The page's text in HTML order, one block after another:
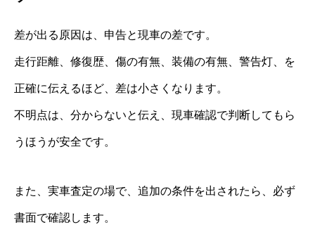
差が出る原因は、申告と現車の差です。
走行距離、修復歴、傷の有無、装備の有無、警告灯、を
正確に伝えるほど、差は小さくなります。
不明点は、分からないと伝え、現車確認で判断してもら
うほうが安全です。
また、実車査定の場で、追加の条件を出されたら、必ず
書面で確認します。